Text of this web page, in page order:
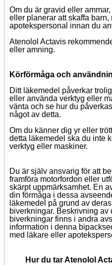
Om du är gravid eller
eller planerar att skaffa
apotekspersonal innan du
Atenolol Actavis
eller amning.
Körförmåga och
Ditt läkemedel påverkar
eller använda verktyg eller
vänta och se hur du
något av detta.
Om du känner dig yr eller
detta läkemedel ska du inte
verktyg eller maskiner.
Du är själv ansvarig för att
framföra motorfordon eller
skärpt uppmärksamhet. En
din förmåga i dessa
läkemedel på grund av
biverkningar. Beskrivning av
biverkningar finns i andra
information i denna
med läkare eller
Hur du tar Atenolol